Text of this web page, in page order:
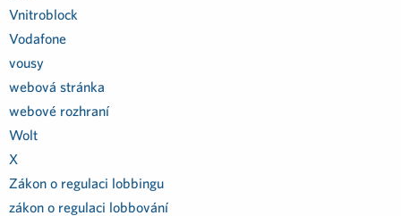
Vnitroblock
Vodafone
vousy
webová stránka
webové rozhraní
Wolt
X
Zákon o regulaci lobbingu
zákon o regulaci lobbování